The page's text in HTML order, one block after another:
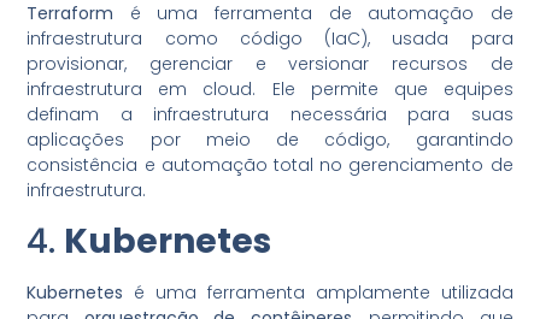
Terraform é uma ferramenta de automação de
infraestrutura como código (IaC), usada para
provisionar, gerenciar e versionar recursos de
infraestrutura em cloud. Ele permite que equipes
definam a infraestrutura necessária para suas
aplicações por meio de código, garantindo
consistência e automação total no gerenciamento de
infraestrutura.
4. Kubernetes
Kubernetes é uma ferramenta amplamente utilizada